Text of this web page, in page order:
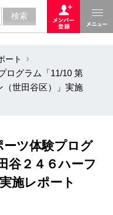
ート
ログラム「11/10 第
（世田谷区）」実施
ツ体験プログ
谷２４６ハーフ
施レポート